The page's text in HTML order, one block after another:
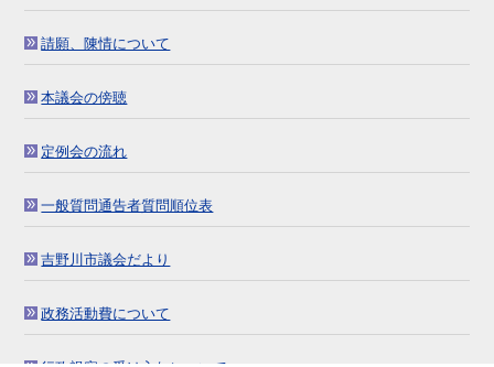
請願、陳情について
本議会の傍聴
定例会の流れ
一般質問通告者質問順位表
吉野川市議会だより
政務活動費について